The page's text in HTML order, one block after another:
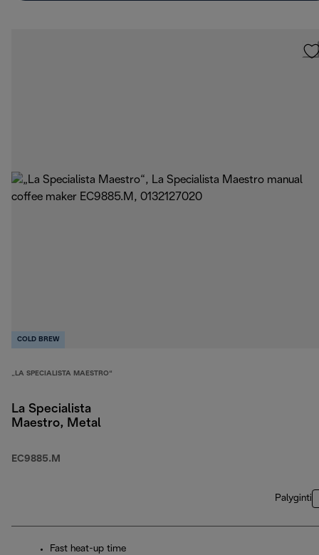
COLD BREW
„LA SPECIALISTA MAESTRO“
La Specialista
Maestro, Metal
EC9885.M
Palyginti
Fast heat-up time